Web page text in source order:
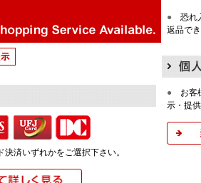
済いずれかをご選択下さい。
● 恐れ
返品で
● お客
示・提